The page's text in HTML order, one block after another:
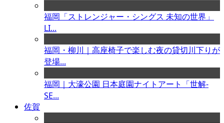
福岡「ストレンジャー・シングス 未知の世界」
LI...
福岡・柳川｜高座椅子で楽しむ夜の貸切川下りが
登場...
福岡｜大濠公園 日本庭園ナイトアート「世解-
SE...
佐賀